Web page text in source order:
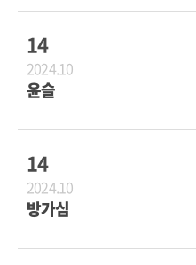
14
2024.10
윤슬
14
2024.10
방가심